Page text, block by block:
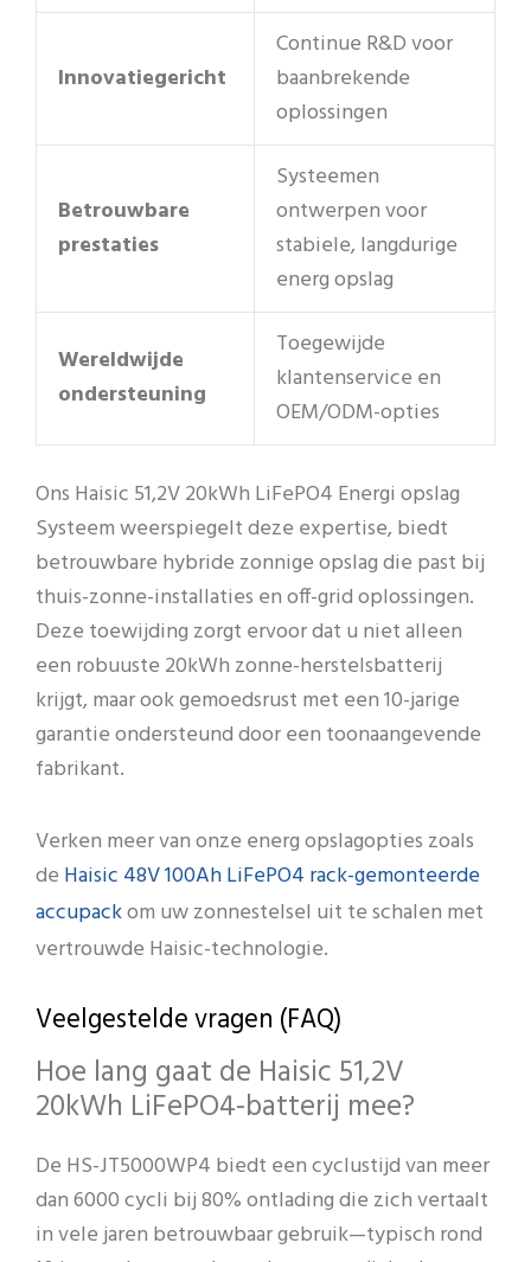
Innovatiegericht
Continue R&D voor
baanbrekende
oplossingen
Betrouwbare
prestaties
Systeemen
ontwerpen voor
stabiele, langdurige
energ opslag
Wereldwijde
ondersteuning
Toegewijde
klantenservice en
OEM/ODM-opties
Ons Haisic 51,2V 20kWh LiFePO4 Energi opslag
Systeem weerspiegelt deze expertise, biedt
betrouwbare hybride zonnige opslag die past bij
thuis-zonne-installaties en off-grid oplossingen.
Deze toewijding zorgt ervoor dat u niet alleen
een robuuste 20kWh zonne-herstelsbatterij
krijgt, maar ook gemoedsrust met een 10-jarige
garantie ondersteund door een toonaangevende
fabrikant.
Verken meer van onze energ opslagopties zoals
de Haisic 48V 100Ah LiFePO4 rack-gemonteerde
accupackom uw zonnestelsel uit te schalen met
vertrouwde Haisic-technologie.
Veelgestelde vragen (FAQ)
Hoe lang gaat de Haisic 51,2V
20kWh LiFePO4-batterij mee?
De HS-JT5000WP4 biedt een cyclustijd van meer
dan 6000 cycli bij 80% ontlading die zich vertaalt
in vele jaren betrouwbaar gebruik—typisch rond